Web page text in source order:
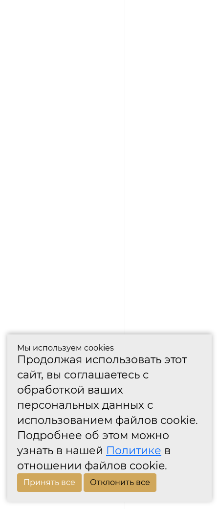
Мы используем cookies
Продолжая использовать этот
сайт, вы соглашаетесь с
обработкой ваших
персональных данных с
использованием файлов cookie.
Подробнее об этом можно
узнать в нашей Политике в
отношении файлов cookie.
Принять все Отклонить все